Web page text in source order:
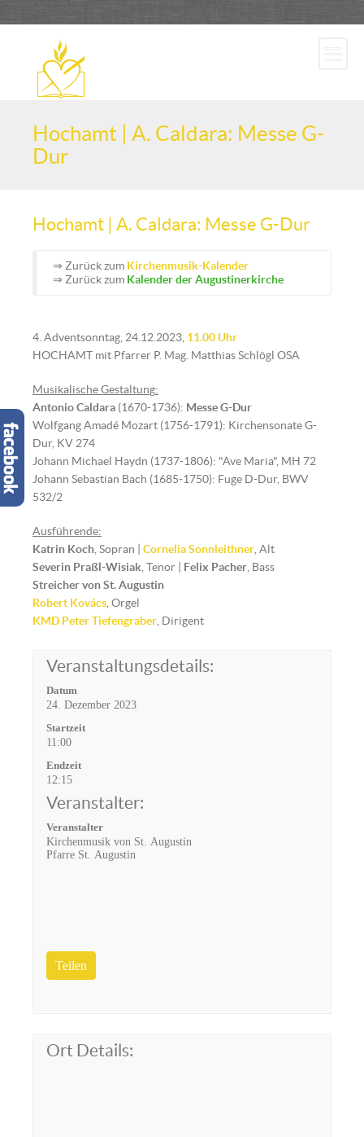
Hochamt | A. Caldara: Messe G-
Dur
Hochamt | A. Caldara: Messe G-Dur
⇒ Zurück zum Kirchenmusik-Kalender
⇒ Zurück zum Kalender der Augustinerkirche
4. Adventsonntag, 24.12.2023, 11.00 Uhr
HOCHAMT mit Pfarrer P. Mag. Matthias Schlögl OSA
Musikalische Gestaltung:
Antonio Caldara (1670-1736): Messe G-Dur
Wolfgang Amadé Mozart (1756-1791): Kirchensonate G-
Dur, KV 274
Johann Michael Haydn (1737-1806): "Ave Maria", MH 72
Johann Sebastian Bach (1685-1750): Fuge D-Dur, BWV
532/2
Ausführende:
Katrin Koch , Sopran | Cornelia Sonnleithner , Alt
Severin Praßl-Wisiak , Tenor | Felix Pacher , Bass
Streicher von St. Augustin
Robert Kovács , Orgel
KMD Peter Tiefengraber , Dirigent
Veranstaltungsdetails:
Datum
24. Dezember 2023
Startzeit
11:00
Endzeit
12:15
Veranstalter:
Veranstalter
Kirchenmusik von St. Augustin
Pfarre St. Augustin
Teilen
Ort Details: